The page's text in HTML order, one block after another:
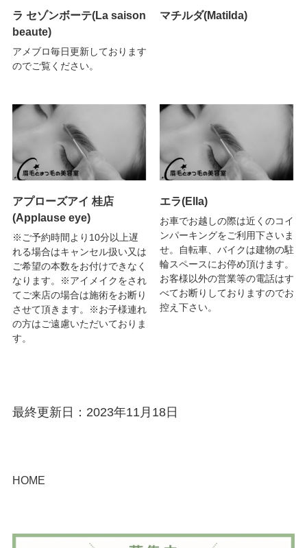
ラ セゾンボーテ(La saison
beaute)
アメブロ毎日更新しております
のでご覧ください。
マチルダ(Matilda)
アプローズアイ 桂店
(Applause eye)
※ご予約時間より10分以上遅
れる場合はキャンセル扱い又は
ご希望の本数をお付けできなく
なります。※アイメイクをされ
てご来店の場合は施術をお断り
させて頂きます。※お子様連れ
の方はご遠慮いただいておりま
す。
エラ(Ella)
お車でお越しの際は近くのコイ
ンパーキングをご利用下さいま
せ。自転車、バイクは建物の駐
輪スペースにお停め頂けます。
お客様以外の営業等の電話はす
べてお断りしておりますのでお
控え下さい。
最終更新日：2023年11月18日
HOME